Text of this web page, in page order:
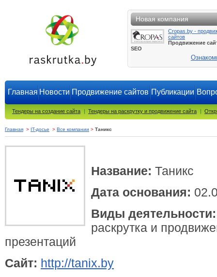
Новая компания
Cropas.by -
сайтов
Продвижение
SEO
Главная Новости Продвижение сайтов Публикации
Тендеры на создание сайта | Тендеры на раскрутку и продвижение сайта |
Главная > IT-досье > Все компании > Таникс
Название: Таникс
Дата основания:
Виды деятельности:
раскрутка и
презентаций
Сайт: http://tanix.by